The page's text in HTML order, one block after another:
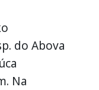
do Abova
Na